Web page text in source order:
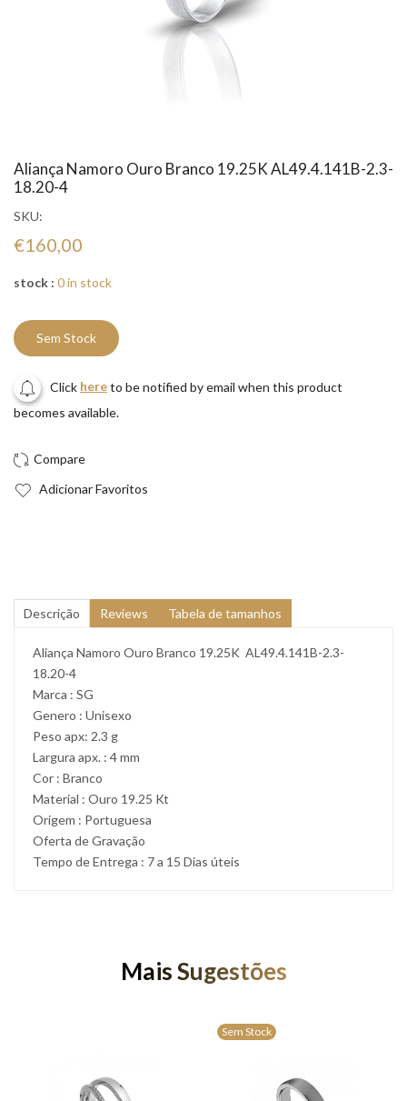
Aliança Namoro Ouro Branco 19.25K AL49.4.141B-2.3-
18.20-4
SKU:
€160,00
stock : 0 in stock
Sem Stock
Click hereto be notified by email when this product
becomes available.
Adicionar Favoritos
Descrição Reviews Tabela de tamanhos
Aliança Namoro Ouro Branco 19.25K AL49.4.141B-2.3-
18.20-4
Marca : SG
Genero : Unisexo
Peso apx: 2.3 g
Largura apx. : 4 mm
Cor : Branco
Material : Ouro 19.25 Kt
Origem : Portuguesa
Oferta de Gravação
Tempo de Entrega : 7 a 15 Dias úteis
Mais Sugestões
Sem Stock